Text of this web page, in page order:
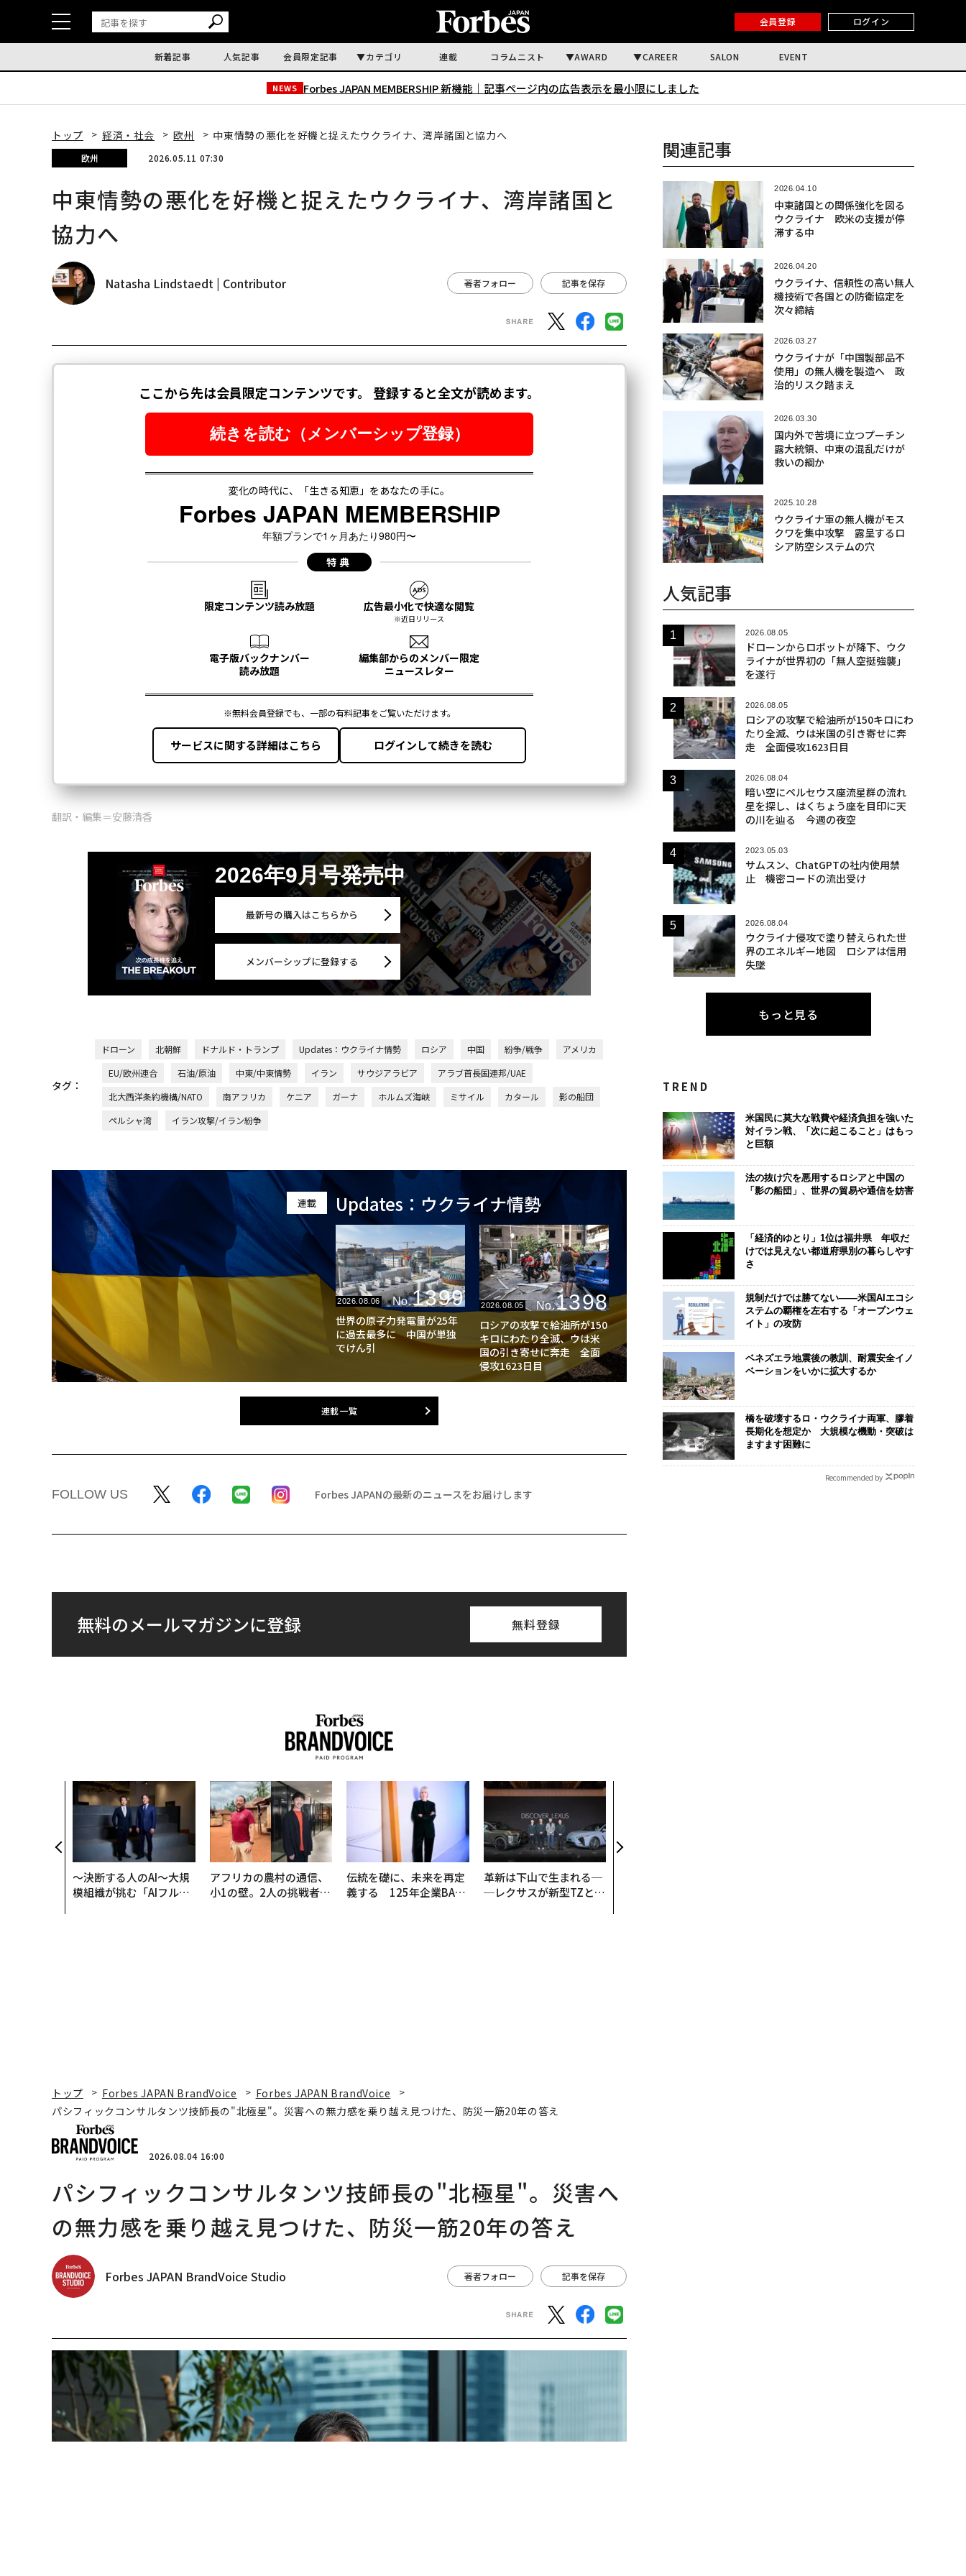
会員登録 ログイン
新着記事 人気記事 会員限定記事 カテゴリ 連載 コラムニスト AWARD CAREER SALON EVENT
NEWS Forbes JAPAN MEMBERSHIP 新機能｜ 記事ページ内の広告表示を最小限にしました
トップ 経済・社会 欧州 中東情勢の悪化を好機と捉えたウクライナ、湾岸諸国と協力へ
欧州 2026.05.11 07:30
中東情勢の悪化を好機と捉えたウクライナ、湾岸諸国と
協力へ
Natasha Lindstaedt | Contributor 著者フォロー 記事を保存
翻訳・編集＝安藤清香
2026年9月号発売中
最新号の購入はこちらから
メンバーシップに登録する
タグ：
ドローン 北朝鮮 ドナルド・トランプ Updates：ウクライナ情勢 ロシア 中国 紛争/戦争
アメリカ
EU/欧州連合
石油/原油 中東/中東情勢 イラン サウジアラビア
アラブ首長国連邦/UAE
北大西洋条約機構/NATO
南アフリカ ケニア ガーナ ホルムズ海峡 ミサイル カタール
影の船団
ペルシャ湾
イラン攻撃/イラン紛争
連載 Updates：ウクライナ情勢
2026.08.06 No.1399
世界の原子力発電量が25年
に過去最多に 中国が単独
でけん引
2026.08.05 No.1398
ロシアの攻撃で給油所が150
キロにわたり全滅、ウは米
国の引き寄せに奔走 全面
侵攻1623日目
連載一覧
FOLLOW US Forbes JAPANの最新のニュースをお届けします
無料のメールマガジンに登録 無料登録
〜決断する人のAI〜大規
模組織が挑む「AIフル実
アフリカの農村の通信、
小1の壁。2人の挑戦者が
伝統を礎に、未来を再定
義する 125年企業BAT
革新は下山で生まれる─
─レクサスが新型TZとE
ティブのキャリアに触れ
関連記事
2026.04.10
中東諸国との関係強化を図る
ウクライナ 欧米の支援が停
滞する中
2026.04.20
ウクライナ、信頼性の高い無人
機技術で各国との防衛協定を
次々締結
2026.03.27
ウクライナが「中国製部品不
使用」の無人機を製造へ 政
治的リスク踏まえ
2026.03.30
国内外で苦境に立つプーチン
露大統領、中東の混乱だけが
救いの綱か
2025.10.28
ウクライナ軍の無人機がモス
クワを集中攻撃 露呈するロ
シア防空システムの穴
人気記事
2026.08.05
ドローンからロボットが降下、ウク
ライナが世界初の「無人空挺強襲」
を遂行
2026.08.05
ロシアの攻撃で給油所が150キロにわ
たり全滅、ウは米国の引き寄せに奔
走 全面侵攻1623日目
2026.08.04
暗い空にペルセウス座流星群の流れ
星を探し、はくちょう座を目印に天
の川を辿る 今週の夜空
2023.05.03
サムスン、ChatGPTの社内使用禁
止 機密コードの流出受け
2026.08.04
ウクライナ侵攻で塗り替えられた世
界のエネルギー地図 ロシアは信用
失墜
もっと見る
TREND
米国民に莫大な戦費や経済負担を強いた
対イラン戦、「次に起こること」はもっ
と巨額
法の抜け穴を悪用するロシアと中国の
「影の船団」、世界の貿易や通信を妨害
「経済的ゆとり」1位は福井県 年収だ
けでは見えない都道府県別の暮らしやす
さ
規制だけでは勝てない――米国AIエコシ
ステムの覇権を左右する「オープンウェ
イト」の攻防
ベネズエラ地震後の教訓、耐震安全イノ
ベーションをいかに拡大するか
橋を破壊するロ・ウクライナ両軍、膠着
長期化を想定か 大規模な機動・突破は
ますます困難に
Recommended by
トップ Forbes JAPAN BrandVoice
Forbes JAPAN BrandVoice
パシフィックコンサルタンツ技師長の"北極星"。災害への無力感を乗り越え見つけた、防災一筋20年の答え
2026.08.04 16:00
パシフィックコンサルタンツ技師長の"北極星"。災害へ
の無力感を乗り越え見つけた、防災一筋20年の答え
Forbes JAPAN BrandVoice Studio 著者フォロー 記事を保存